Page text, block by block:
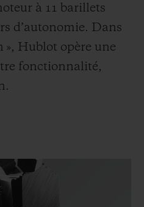
à 11 barillets
d’autonomie. Dans
», Hublot opère une
fonctionnalité,